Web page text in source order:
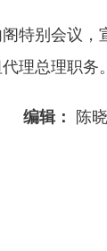
特别会议
理总理职务。
编辑： 陈